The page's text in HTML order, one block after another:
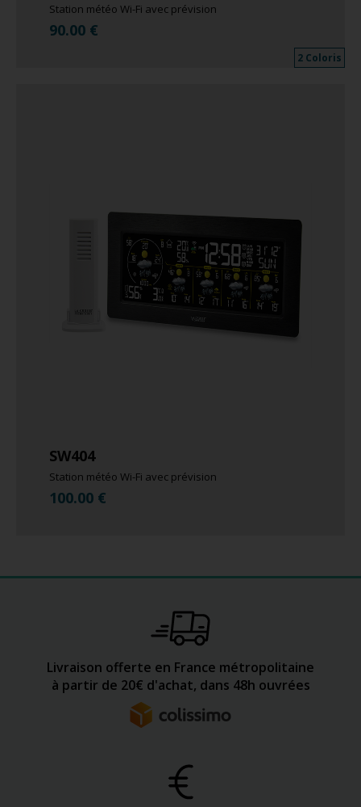
Station météo Wi-Fi avec prévision
90.00 €
2 Coloris
SW404
Station météo Wi-Fi avec prévision
100.00 €
Livraison offerte en France métropolitaine
à partir de 20€ d'achat, dans 48h ouvrées